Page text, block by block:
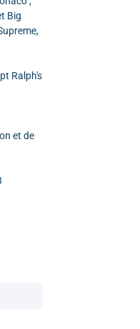
Big
Ralph's
et de